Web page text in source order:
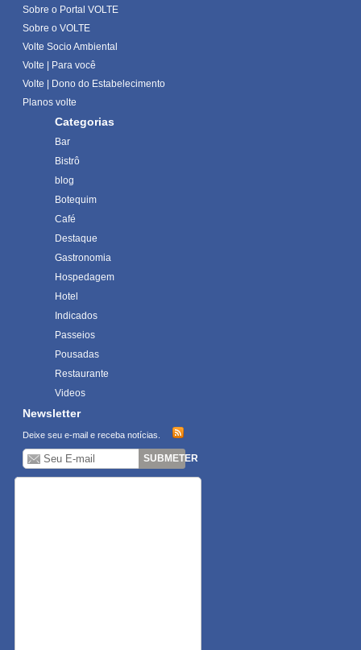
Sobre o Portal VOLTE
Sobre o VOLTE
Volte Socio Ambiental
Volte | Para você
Volte | Dono do Estabelecimento
Planos volte
Categorias
Bar
Bistrô
blog
Botequim
Café
Destaque
Gastronomia
Hospedagem
Hotel
Indicados
Passeios
Pousadas
Restaurante
Videos
Newsletter
Deixe seu e-mail e receba notícias.